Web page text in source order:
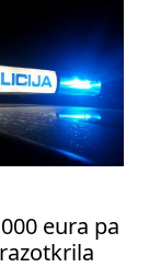
eura pa